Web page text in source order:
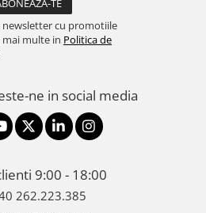
newsletter cu promotiile
mai multe in Politica de
ne in social media
9:00 - 18:00
262.223.385